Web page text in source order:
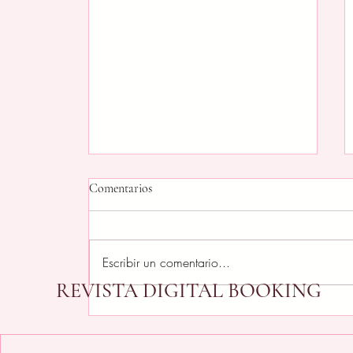
Comentarios
Escribir un comentario...
REVISTA DIGITAL BOOKING